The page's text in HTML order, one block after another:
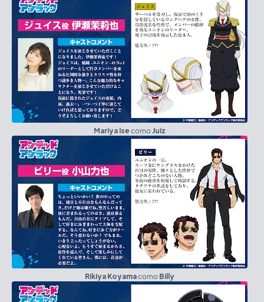
Mariya Ise como Juiz
Rikiya Koyamacomo Billy